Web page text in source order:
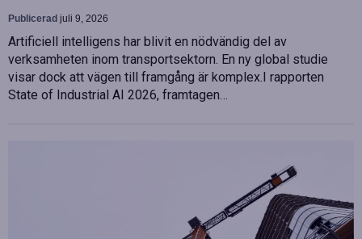
Publicerad juli 9, 2026
Artificiell intelligens har blivit en nödvändig del av
verksamheten inom transportsektorn. En ny global studie
visar dock att vägen till framgång är komplex.I rapporten
State of Industrial AI 2026, framtagen…